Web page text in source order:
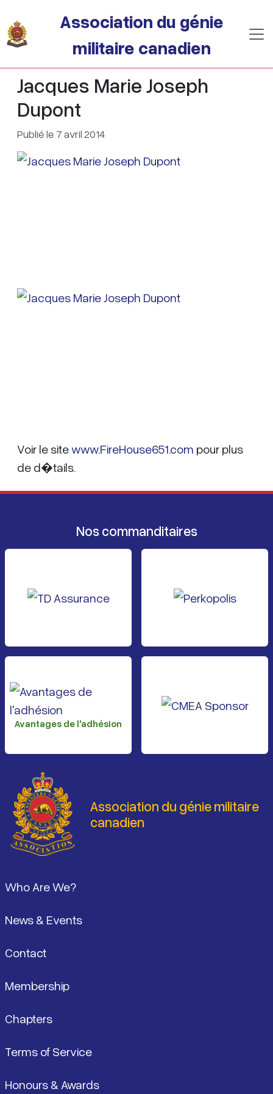
Association du génie
militaire canadien
Jacques Marie Joseph
Dupont
Publié le 7 avril 2014
Voir le sitewww.FireHouse651.com pour plus
de d�tails.
Nos commanditaires
Avantages de l'adhésion
Association du génie militaire
canadien
Who Are We?
News & Events
Contact
Membership
Chapters
Terms of Service
Honours & Awards